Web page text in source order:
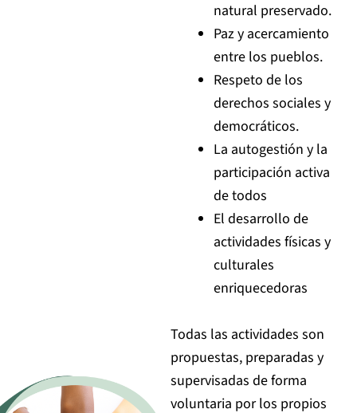
natural preservado.
Paz y acercamiento
entre los pueblos.
Respeto de los
derechos sociales y
democráticos.
La autogestión y la
participación activa
de todos
El desarrollo de
actividades físicas y
culturales
enriquecedoras
Todas las actividades son
propuestas, preparadas y
supervisadas de forma
voluntaria por los propios